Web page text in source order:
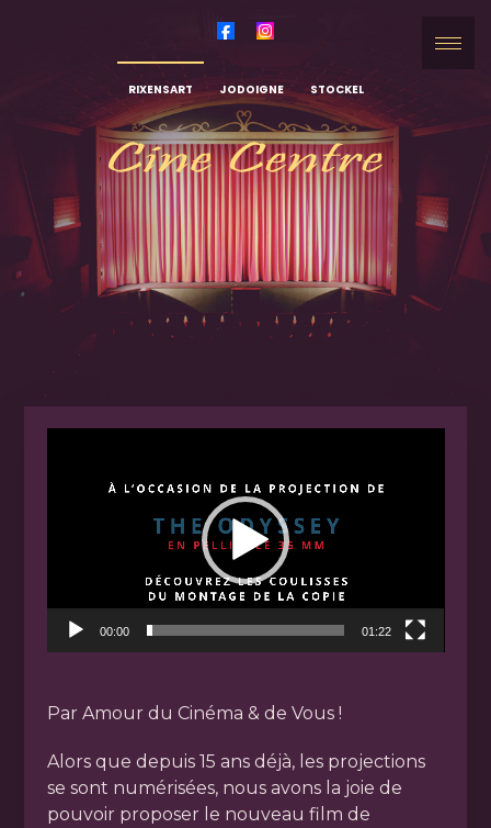
RIXENSART JODOIGNE STOCKEL
00:00 01:22
Par Amour du Cinéma & de Vous !
Alors que depuis 15 ans déjà, les projections
se sont numérisées, nous avons la joie de
pouvoir proposer le nouveau film de